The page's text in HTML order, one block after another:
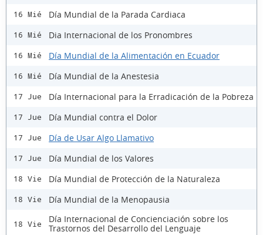
16 Mié Día Mundial de la Parada Cardiaca
16 Mié Dia Internacional de los Pronombres
16 Mié Día Mundial de la Alimentación en Ecuador
16 Mié Día Mundial de la Anestesia
17 Jue Día Internacional para la Erradicación de la Pobreza
17 Jue Día Mundial contra el Dolor
17 Jue Día de Usar Algo Llamativo
17 Jue Día Mundial de los Valores
18 Vie Día Mundial de Protección de la Naturaleza
18 Vie Día Mundial de la Menopausia
18 Vie
Día Internacional de Concienciación sobre los
Trastornos del Desarrollo del Lenguaje